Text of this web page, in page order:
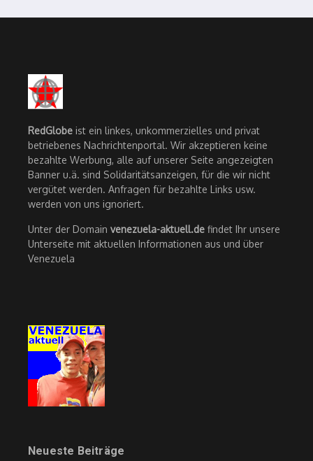
RedGlobe ist ein linkes, unkommerzielles und privat
betriebenes Nachrichtenportal. Wir akzeptieren keine
bezahlte Werbung, alle auf unserer Seite angezeigten
Banner u.ä. sind Solidaritätsanzeigen, für die wir nicht
vergütet werden. Anfragen für bezahlte Links usw.
werden von uns ignoriert.
Unter der Domain venezuela-aktuell.de findet Ihr unsere
Unterseite mit aktuellen Informationen aus und über
Venezuela
Neueste Beiträge